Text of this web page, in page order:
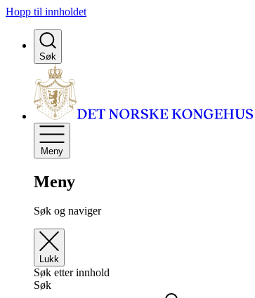
Hopp til innholdet
Søk
Meny
Meny
Søk og naviger
Lukk
Søk etter innhold
Søk